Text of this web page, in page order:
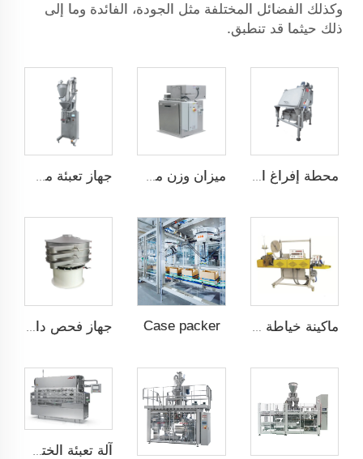
وكذلك الفضائل المختلفة مثل الجودة، الفائدة وما إلى
ذلك حيثما قد تنطبق.
محطة إفراغ الأكياس ميزان وزن من نوع الشبكة جهاز تعبئة مساحيق عمودي
Case packer
آلة تعبئة الختم على الألواح